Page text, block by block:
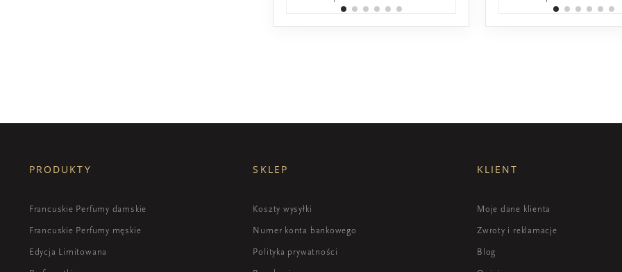
PRODUKTY
Francuskie Perfumy damskie
Francuskie Perfumy męskie
Edycja Limitowana
SKLEP
Koszty wysyłki
Numer konta bankowego
Polityka prywatności
KLIENT
Moje dane klienta
Zwroty i reklamacje
Blog